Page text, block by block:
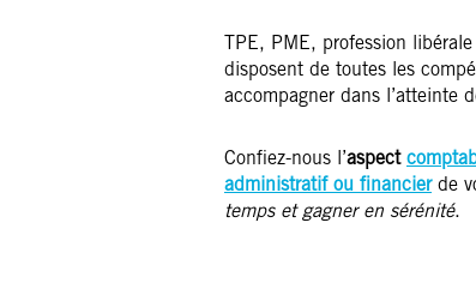
TPE, PME, profession
disposent de toutes les
accompagner dans l’atteinte
Confiez-nous l’aspect
administratif ou financierde
temps et gagner en sérénité.